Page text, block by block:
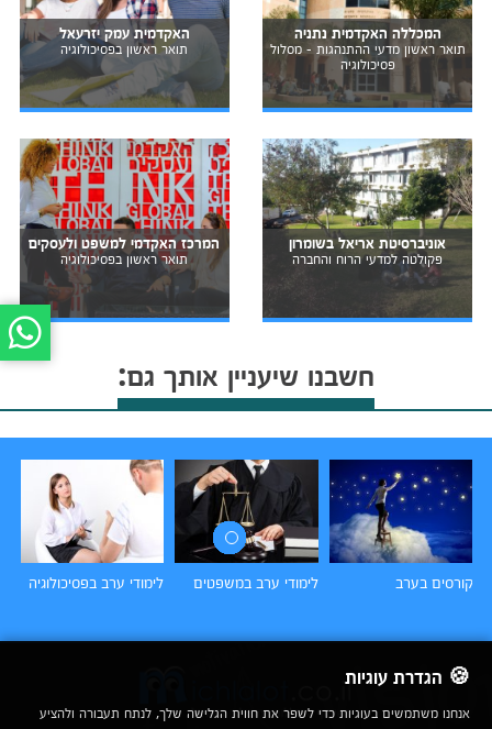
המכללה האקדמית נתניה
תואר ראשון מדעי ההתנהגות - מסלול
פסיכולוגיה
האקדמית עמק יזרעאל
תואר ראשון בפסיכולוגיה
אוניברסיטת אריאל בשומרון
פקולטה למדעי הרוח והחברה
המרכז האקדמי למשפט ולעסקים
תואר ראשון בפסיכולוגיה
חשבנו שיעניין אותך גם:
קורסים בערב לימודי ערב במשפטים לימודי ערב בפסיכולוגיה
🍪 הגדרת עוגיות
אנחנו משתמשים בעוגיות כדי לשפר את חווית הגלישה שלך, לנתח תעבורה ולהציע